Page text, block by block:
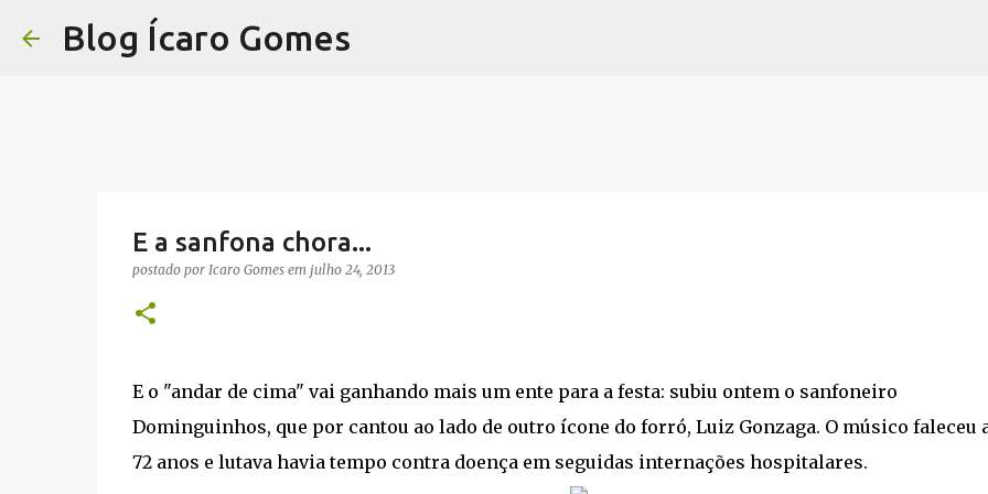
Blog Ícaro Gomes
E a sanfona chora...
postado por Icaro Gomes em julho 24, 2013
E o "andar de cima" vai ganhando mais um ente para a festa: subiu ontem o sanfoneiro
Dominguinhos, que por cantou ao lado de outro ícone do forró, Luiz Gonzaga. O músico faleceu
72 anos e lutava havia tempo contra doença em seguidas internações hospitalares.